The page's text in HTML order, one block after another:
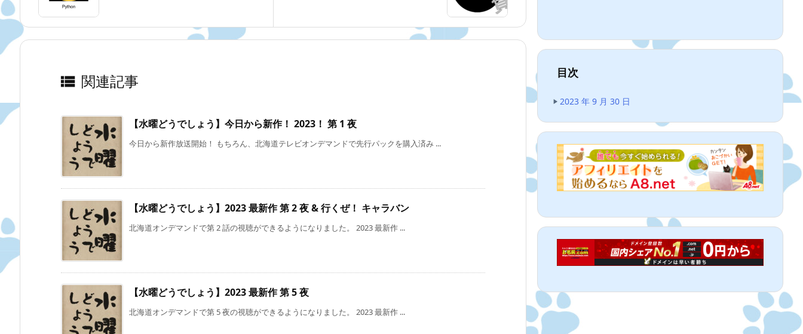
 関連記事
【水曜どうでしょう】今日から新作！ 2023！ 第 1 夜
今日から新作放送開始！ もちろん、北海道テレビオンデマンドで先行パックを購入済み ...
【水曜どうでしょう】2023 最新作 第 2 夜 & 行くぜ！ キャラバン
北海道オンデマンドで第 2 話の視聴ができるようになりました。 2023 最新作 ...
【水曜どうでしょう】2023 最新作 第 5 夜
北海道オンデマンドで第 5 夜の視聴ができるようになりました。 2023 最新作 ...
目次
2023 年 9 月 30 日